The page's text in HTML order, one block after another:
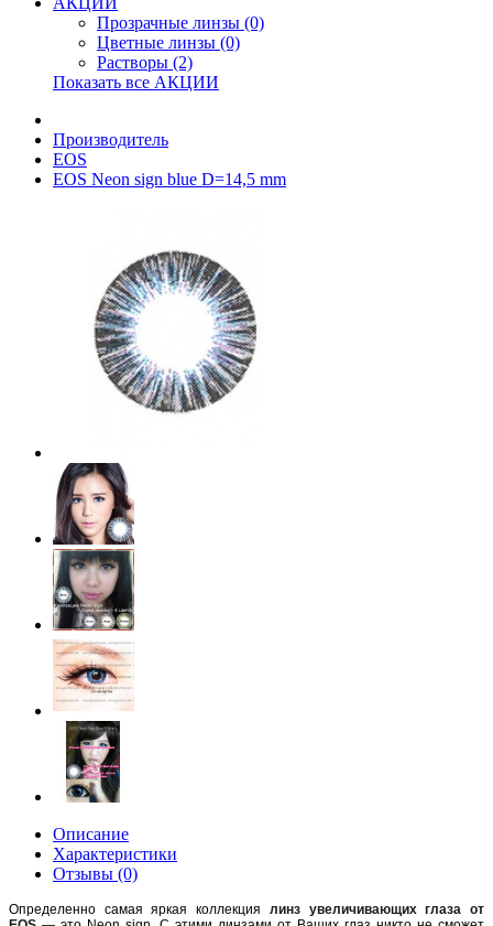
Прозрачные линзы (0)
Цветные линзы (0)
Растворы (2)
Показать все АКЦИИ
Производитель
EOS
EOS Neon sign blue D=14,5 mm
Описание
Характеристики
Отзывы (0)
Определенно самая яркая коллекция линз увеличивающих глаза от